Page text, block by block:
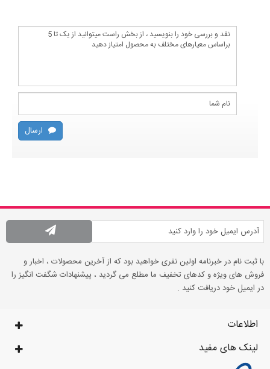
ارسال
با ثبت نام در خبرنامه اولین نفری خواهید بود که از آخرین محصولات ، اخبار و
فروش های ویژه و کدهای تخفیف ما مطلع می گردید ، پیشنهادات شگفت انگیز را
در ایمیل خود دریافت کنید .
اطلاعات
لینک های مفید